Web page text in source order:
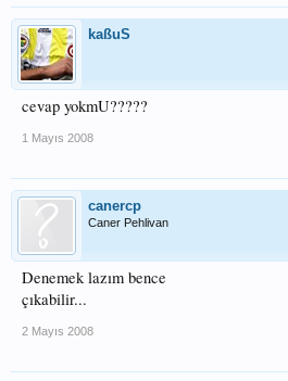
kaßuS
cevap yokmU?????
1 Mayıs 2008
canercp
Caner Pehlivan
Denemek lazım bence
çıkabilir...
2 Mayıs 2008